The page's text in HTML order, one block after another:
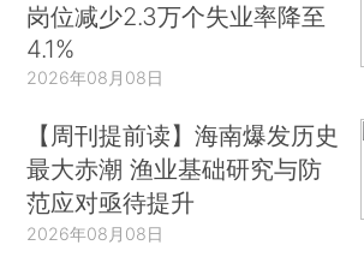
岗位减少2.3万个失业率降至
4.1%
2026年08月08日
【周刊提前读】海南爆发历史
最大赤潮 渔业基础研究与防
范应对亟待提升
2026年08月08日